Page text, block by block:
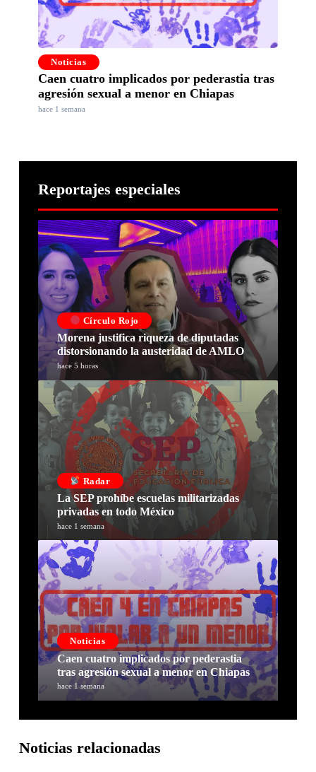
Noticias
Caen cuatro implicados por pederastia tras
agresión sexual a menor en Chiapas
hace 1 semana
Reportajes especiales
Círculo Rojo
Morena justifica riqueza de diputadas
distorsionando la austeridad de AMLO
hace 5 horas
Radar
La SEP prohíbe escuelas militarizadas
privadas en todo México
hace 1 semana
Noticias
Caen cuatro implicados por pederastia
tras agresión sexual a menor en Chiapas
hace 1 semana
Noticias relacionadas